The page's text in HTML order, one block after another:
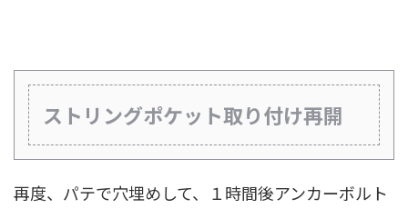
ストリングポケット取り付け再開
再度、パテで穴埋めして、１時間後アンカーボルト